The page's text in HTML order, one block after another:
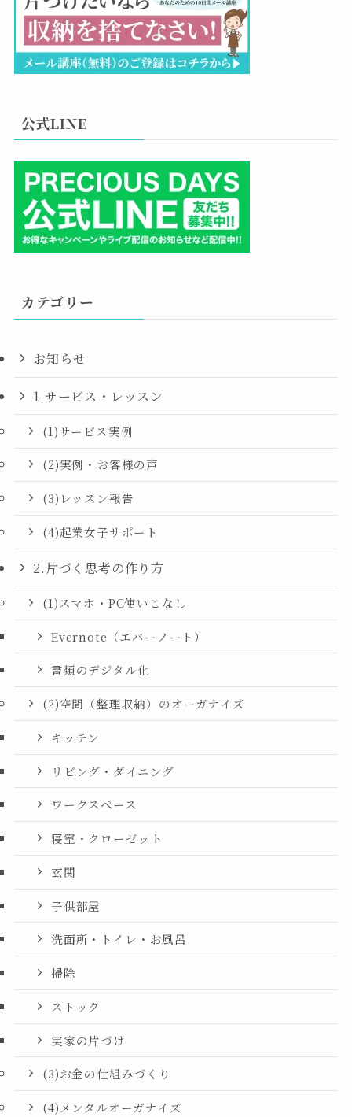
公式LINE
カテゴリー
お知らせ
1.サービス・レッスン
(1)サービス実例
(2)実例・お客様の声
(3)レッスン報告
(4)起業女子サポート
2.片づく思考の作り方
(1)スマホ・PC使いこなし
Evernote（エバーノート）
書類のデジタル化
(2)空間（整理収納）のオーガナイズ
キッチン
リビング・ダイニング
ワークスペース
寝室・クローゼット
玄関
子供部屋
洗面所・トイレ・お風呂
掃除
ストック
実家の片づけ
(3)お金の仕組みづくり
(4)メンタルオーガナイズ